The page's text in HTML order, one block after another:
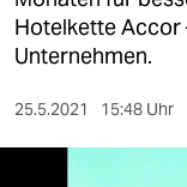
kultur
sport
Hotelkette Accor
Unternehmen.
25.5.2021 15:48 Uhr